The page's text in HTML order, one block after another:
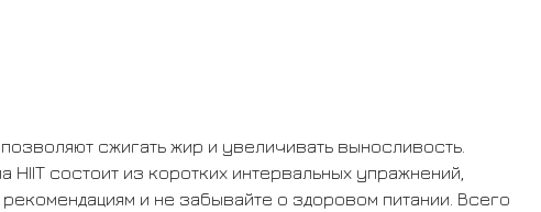
HIIT состоит из коротких интервальных упражнений,
рекомендациям и не забывайте о здоровом питании. Всего